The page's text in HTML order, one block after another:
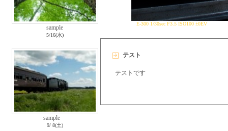
sample
5/16(水)
sample
9/ 8(土)
E-300 1/30sec F3.5 ISO100 ±0EV
テスト
テストです